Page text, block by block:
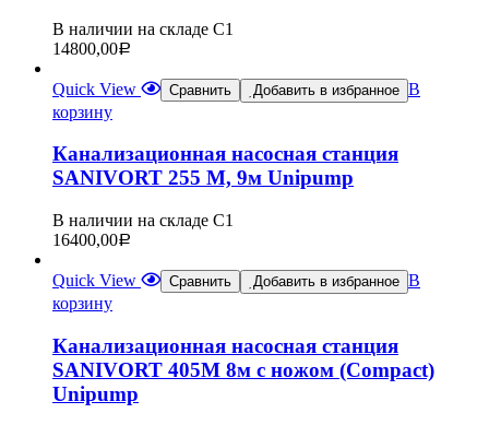
В наличии на складе С1
14800,00Р
Quick View Сравнить Добавить в избранное В
корзину
Канализационная насосная станция
SANIVORT 255 М, 9м Unipump
В наличии на складе С1
16400,00Р
Quick View Сравнить Добавить в избранное В
корзину
Канализационная насосная станция
SANIVORT 405М 8м с ножом (Compact)
Unipump